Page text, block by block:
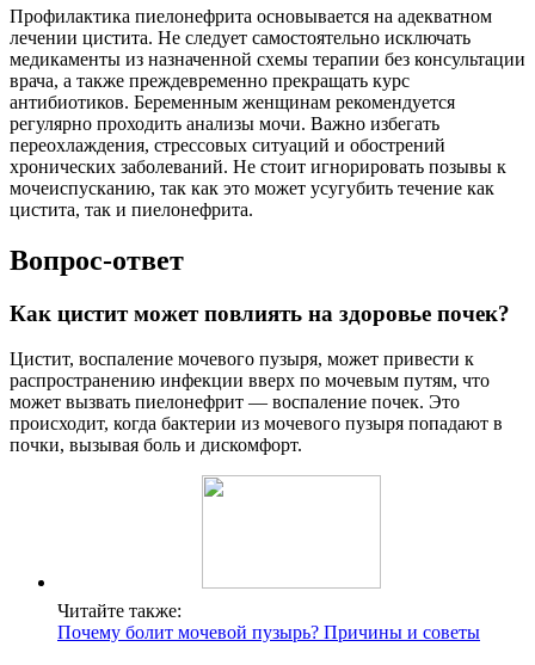
Профилактика пиелонефрита основывается на адекватном
лечении цистита. Не следует самостоятельно исключать
медикаменты из назначенной схемы терапии без консультации
врача, а также преждевременно прекращать курс
антибиотиков. Беременным женщинам рекомендуется
регулярно проходить анализы мочи. Важно избегать
переохлаждения, стрессовых ситуаций и обострений
хронических заболеваний. Не стоит игнорировать позывы к
мочеиспусканию, так как это может усугубить течение как
цистита, так и пиелонефрита.
Вопрос-ответ
Как цистит может повлиять на здоровье почек?
Цистит, воспаление мочевого пузыря, может привести к
распространению инфекции вверх по мочевым путям, что
может вызвать пиелонефрит — воспаление почек. Это
происходит, когда бактерии из мочевого пузыря попадают в
почки, вызывая боль и дискомфорт.
Читайте также:
Почему болит мочевой пузырь? Причины и советы